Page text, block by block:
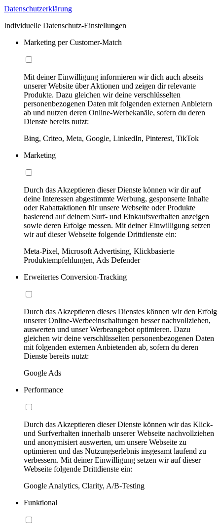
Datenschutzerklärung
Individuelle Datenschutz-Einstellungen
Marketing per Customer-Match
Mit deiner Einwilligung informieren wir dich auch abseits
unserer Website über Aktionen und zeigen dir relevante
Produkte. Dazu gleichen wir deine verschlüsselten
personenbezogenen Daten mit folgenden externen Anbietern
ab und nutzen deren Online-Werbekanäle, sofern du deren
Dienste bereits nutzt:
Bing, Criteo, Meta, Google, LinkedIn, Pinterest, TikTok
Marketing
Durch das Akzeptieren dieser Dienste können wir dir auf
deine Interessen abgestimmte Werbung, gesponserte Inhalte
oder Rabattaktionen für unsere Webseite oder Produkte
basierend auf deinem Surf- und Einkaufsverhalten anzeigen
sowie deren Erfolge messen. Mit deiner Einwilligung setzen
wir auf dieser Webseite folgende Drittdienste ein:
Meta-Pixel, Microsoft Advertising, Klickbasierte
Produktempfehlungen, Ads Defender
Erweitertes Conversion-Tracking
Durch das Akzeptieren dieses Dienstes können wir den Erfolg
unserer Online-Werbeeinschaltungen besser nachvollziehen,
auswerten und unser Werbeangebot optimieren. Dazu
gleichen wir deine verschlüsselten personenbezogenen Daten
mit folgenden externen Anbietenden ab, sofern du deren
Dienste bereits nutzt:
Google Ads
Performance
Durch das Akzeptieren dieser Dienste können wir das Klick-
und Surfverhalten innerhalb unserer Webseite nachvollziehen
und anonymisiert auswerten, um unsere Webseite zu
optimieren und das Nutzungserlebnis insgesamt laufend zu
verbessern. Mit deiner Einwilligung setzen wir auf dieser
Webseite folgende Drittdienste ein:
Google Analytics, Clarity, A/B-Testing
Funktional